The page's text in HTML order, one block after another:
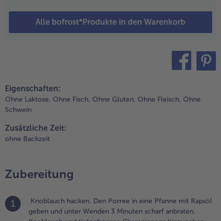
Alle bofrost*Produkte in den Warenkorb
und
und
Ofen auf
Grad
lassen.
in
Eigenschaften:
Ohne Laktose, Ohne Fisch, Ohne Gluten, Ohne Fleisch, Ohne
Schwein
Zusätzliche Zeit:
ohne Backzeit
Zubereitung
1
Knoblauch hacken. Den Porree in eine Pfanne mit Rapsöl
geben und unter Wenden 3 Minuten scharf anbraten.